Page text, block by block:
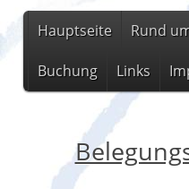
Hauptseite Rund
Buchung Links